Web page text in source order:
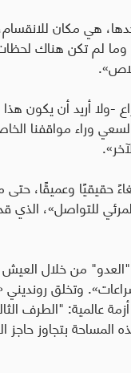
هي مكان
وما لم تكن هناك
-ولا أريد أن يكون
وراء مواقفنا
حقيقيًا وعميقًا، حتى
للتواصل»،
من خلال العيش
وتخلق
عالمية: "الطرف
بتجاوز حاجز